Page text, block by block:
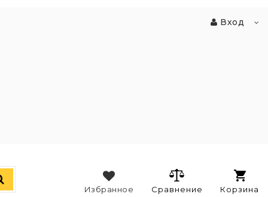
Вход
Корзина
Сравнение
Избранное